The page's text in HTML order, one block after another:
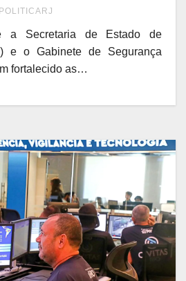
POLITICARJ
a Secretaria de Estado de
e o Gabinete de Segurança
fortalecido as…